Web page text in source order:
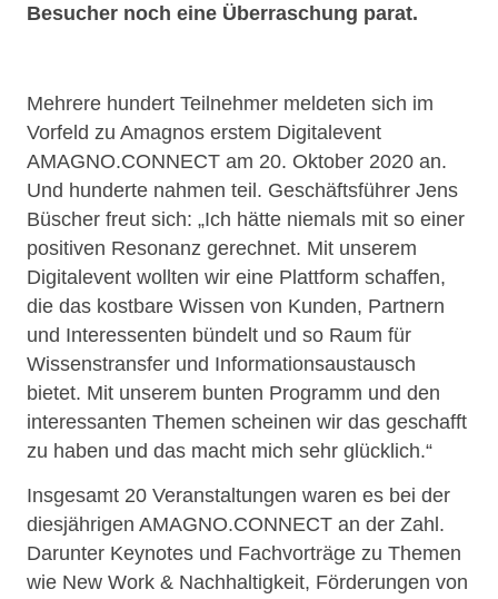
Besucher noch eine Überraschung parat.
Mehrere hundert Teilnehmer meldeten sich im
Vorfeld zu Amagnos erstem Digitalevent
AMAGNO.CONNECT am 20. Oktober 2020 an.
Und hunderte nahmen teil. Geschäftsführer Jens
Büscher freut sich: „Ich hätte niemals mit so einer
positiven Resonanz gerechnet. Mit unserem
Digitalevent wollten wir eine Plattform schaffen,
die das kostbare Wissen von Kunden, Partnern
und Interessenten bündelt und so Raum für
Wissenstransfer und Informationsaustausch
bietet. Mit unserem bunten Programm und den
interessanten Themen scheinen wir das geschafft
zu haben und das macht mich sehr glücklich.“
Insgesamt 20 Veranstaltungen waren es bei der
diesjährigen AMAGNO.CONNECT an der Zahl.
Darunter Keynotes und Fachvorträge zu Themen
wie New Work & Nachhaltigkeit, Förderungen von